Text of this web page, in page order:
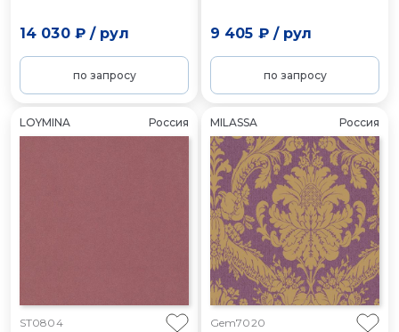
14 030 ₽/ рул
по запросу
9 405 ₽/ рул
по запросу
LOYMINA Россия
ST0804
MILASSA Россия
Gem7020